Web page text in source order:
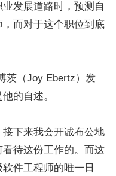
发展道路时，预测自
而对于这个职位到底
茨（Joy Ebertz）发
的自述。
下来我会开诚布公地
待这份工作的。而这
件工程师的唯一日